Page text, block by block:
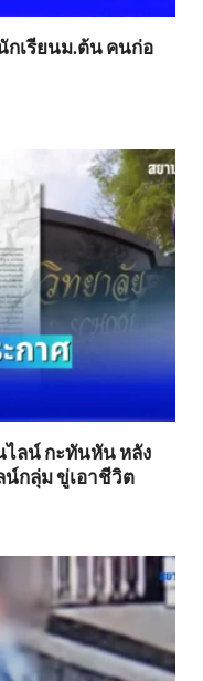
กเรียนม.ต้น คนก่อ
ไลน์ กะทันหัน หลัง
น์กลุ่ม ขู่เอาชีวิต